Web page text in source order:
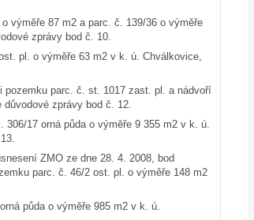
výměře 87 m2 a parc. č. 139/36 o výměře
zprávy bod č. 10.
pl. o výměře 63 m2 v k. ú. Chválkovice,
pozemku parc. č. st. 1017 zast. pl. a nádvoří
zprávy bod č. 12.
17 orná půda o výměře 9 355 m2 v k. ú.
ZMO ze dne 28. 4. 2008, bod
parc. č. 46/2 ost. pl. o výměře 148 m2
půda o výměře 985 m2 v k. ú.